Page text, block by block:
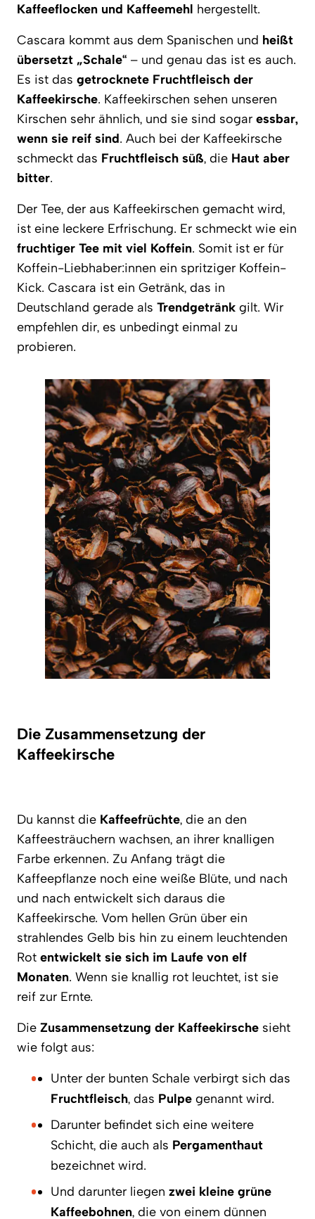
Kaffeeflocken und Kaffeemehl hergestellt.
Cascara kommt aus dem Spanischen und heißt
übersetzt „Schale“ – und genau das ist es auch.
Es ist das getrocknete Fruchtfleisch der
Kaffeekirsche. Kaffeekirschen sehen unseren
Kirschen sehr ähnlich, und sie sind sogar essbar,
wenn sie reif sind. Auch bei der Kaffeekirsche
schmeckt das Fruchtfleisch süß, die Haut aber
bitter.
Der Tee, der aus Kaffeekirschen gemacht wird,
ist eine leckere Erfrischung. Er schmeckt wie ein
fruchtiger Tee mit viel Koffein. Somit ist er für
Koffein-Liebhaber:innen ein spritziger Koffein-
Kick. Cascara ist ein Getränk, das in
Deutschland gerade als Trendgetränk gilt. Wir
empfehlen dir, es unbedingt einmal zu
probieren.
Die Zusammensetzung der
Kaffeekirsche
Du kannst die Kaffeefrüchte, die an den
Kaffeesträuchern wachsen, an ihrer knalligen
Farbe erkennen. Zu Anfang trägt die
Kaffeepflanze noch eine weiße Blüte, und nach
und nach entwickelt sich daraus die
Kaffeekirsche. Vom hellen Grün über ein
strahlendes Gelb bis hin zu einem leuchtenden
Rot entwickelt sie sich im Laufe von elf
Monaten. Wenn sie knallig rot leuchtet, ist sie
reif zur Ernte.
Die Zusammensetzung der Kaffeekirsche sieht
wie folgt aus:
Unter der bunten Schale verbirgt sich das
Fruchtfleisch, das Pulpe genannt wird.
Darunter befindet sich eine weitere
Schicht, die auch als Pergamenthaut
bezeichnet wird.
Und darunter liegen zwei kleine grüne
Kaffeebohnen, die von einem dünnen